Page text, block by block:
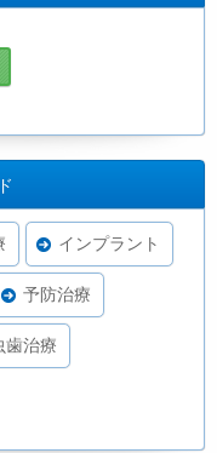
インプラント
予防治療
歯治療